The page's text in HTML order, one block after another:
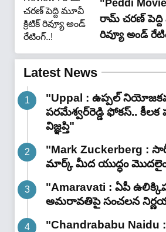
"Peddi Movie
రామ్ చరణ్ పెద్ది
రివ్యూ అండ్
Latest News
"Uppal : ఉప్పల్
పరమేశ్వర్‌రెడ్డి ఫోకస్.. కీలక
విజ్ఞప్తి"
"Mark Zuckerberg :
మార్క్ మీద యుద్ధం
"Amaravati : ఏపీ
అమరావతిపై సంచలన
"Chandrababu Naidu :